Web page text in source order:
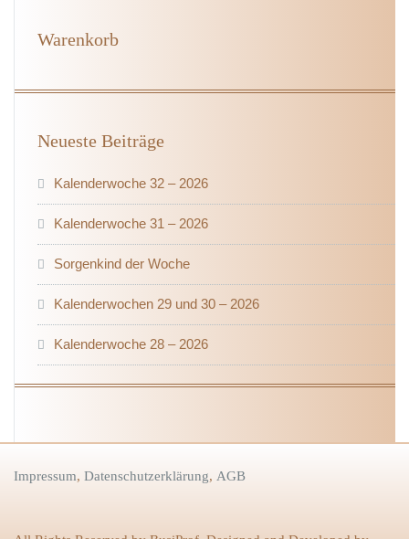
Warenkorb
Neueste Beiträge
Kalenderwoche 32 – 2026
Kalenderwoche 31 – 2026
Sorgenkind der Woche
Kalenderwochen 29 und 30 – 2026
Kalenderwoche 28 – 2026
Impressum, Datenschutzerklärung, AGB